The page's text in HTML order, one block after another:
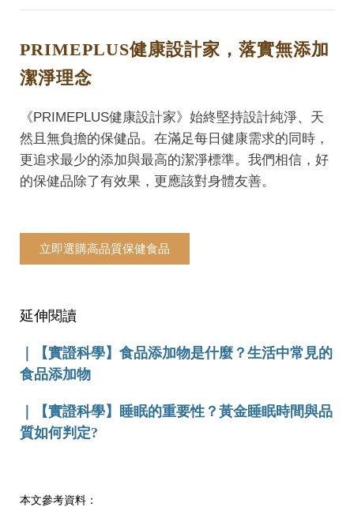
PRIMEPLUS健康設計家，落實無添加
潔淨理念
《PRIMEPLUS健康設計家》始終堅持設計純淨、天
然且無負擔的保健品。在滿足每日健康需求的同時，
更追求最少的添加與最高的潔淨標準。我們相信，好
的保健品除了有效果，更應該對身體友善。
立即選購高品質保健食品
延伸閱讀
【實證科學】食品添加物是什麼？生活中常見的
食品添加物
【實證科學】睡眠的重要性？黃金睡眠時間與品
質如何判定?
本文參考資料：